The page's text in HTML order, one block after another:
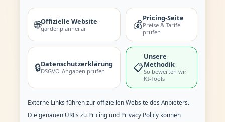
🌐Offizielle Website
gardenplanner.ai 💰
Pricing-Seite
Preise & Tarife
prüfen
🔒Datenschutzerklärung
DSGVO-Angaben prüfen 📋
Unsere
Methodik
So bewerten wir
KI-Tools
Externe Links führen zur offiziellen Website des Anbieters.
Die genauen URLs zu Pricing und Privacy Policy können